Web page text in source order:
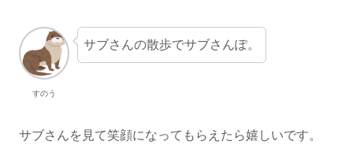
すのう
サブさんの散歩でサブさんぽ。
サブさんを見て笑顔になってもらえたら嬉しいです。